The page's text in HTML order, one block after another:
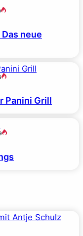
neue
Panini Grill